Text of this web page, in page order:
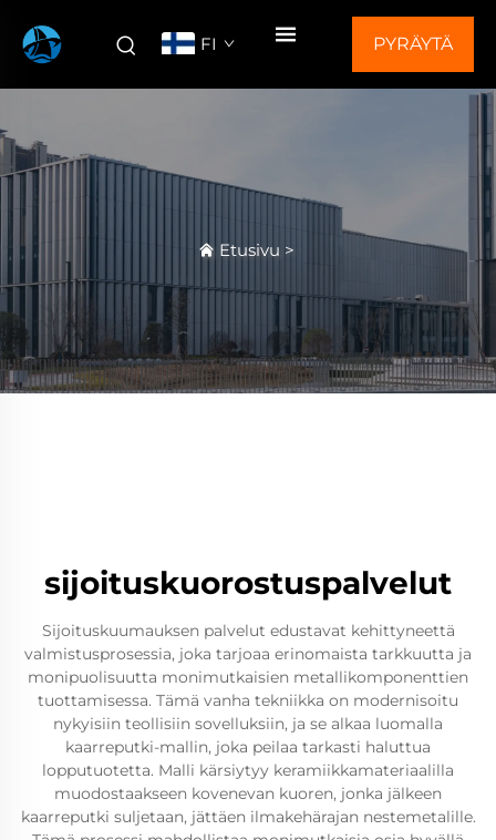
FI PYRÄYTÄ
Etusivu >
sijoituskuorostuspalvelut
Sijoituskuumauksen palvelut edustavat kehittyneettä
valmistusprosessia, joka tarjoaa erinomaista tarkkuutta ja
monipuolisuutta monimutkaisien metallikomponenttien
tuottamisessa. Tämä vanha tekniikka on modernisoitu
nykyisiin teollisiin sovelluksiin, ja se alkaa luomalla
kaarreputki-mallin, joka peilaa tarkasti haluttua
lopputuotetta. Malli kärsiytyy keramiikkamateriaalilla
muodostaakseen kovenevan kuoren, jonka jälkeen
kaarreputki suljetaan, jättäen ilmakehärajan nestemetalille.